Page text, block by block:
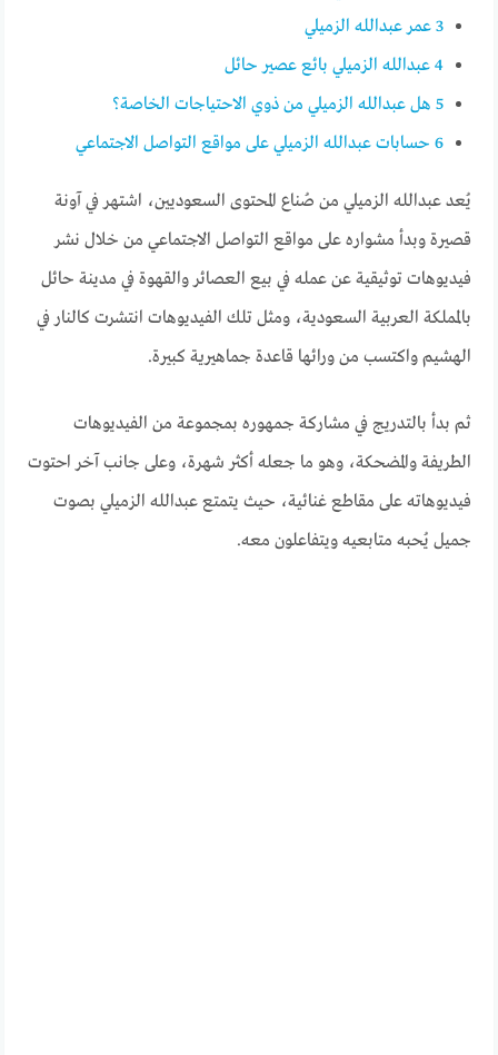
3 عمر عبدالله الزميلي
4 عبدالله الزميلي بائع عصير حائل
5 هل عبدالله الزميلي من ذوي الاحتياجات الخاصة؟
6 حسابات عبدالله الزميلي على مواقع التواصل الاجتماعي
يُعد عبدالله الزميلي من صُناع المحتوى السعوديين، اشتهر في آونة
قصيرة وبدأ مشواره على مواقع التواصل الاجتماعي من خلال نشر
فيديوهات توثيقية عن عمله في بيع العصائر والقهوة في مدينة حائل
بالمملكة العربية السعودية، ومثل تلك الفيديوهات انتشرت كالنار في
الهشيم واكتسب من ورائها قاعدة جماهيرية كبيرة.
ثم بدأ بالتدريج في مشاركة جمهوره بمجموعة من الفيديوهات
الطريفة والمضحكة، وهو ما جعله أكثر شهرة، وعلى جانب آخر احتوت
فيديوهاته على مقاطع غنائية، حيث يتمتع عبدالله الزميلي بصوت
جميل يُحبه متابعيه ويتفاعلون معه.